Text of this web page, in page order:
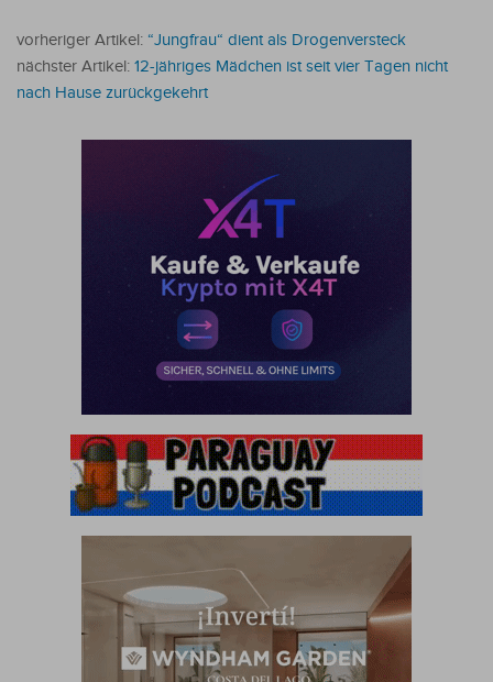
vorheriger Artikel: “Jungfrau“ dient als Drogenversteck
nächster Artikel: 12-jähriges Mädchen ist seit vier Tagen nicht
nach Hause zurückgekehrt